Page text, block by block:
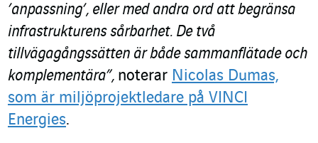
’anpassning’, eller med andra ord att begränsa
infrastrukturens sårbarhet. De två
tillvägagångssätten är både sammanflätade och
komplementära”, noterar Nicolas Dumas,
som är miljöprojektledare på VINCI
Energies.